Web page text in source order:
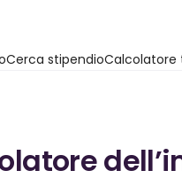
Cerca stipendioCalcolatore